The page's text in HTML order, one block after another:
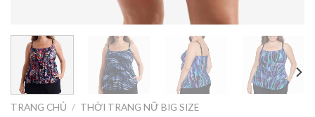
TRANG CHỦ / THỜI TRANG NỮ BIG SIZE